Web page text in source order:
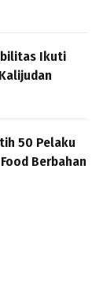
Ikuti
50 Pelaku
Berbahan